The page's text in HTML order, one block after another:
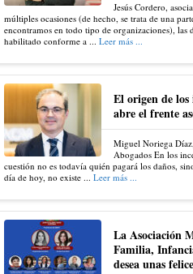
Jesús Cordero,
múltiples ocasiones (de hecho, se trata de una
encontramos en todo tipo de organizaciones), las
habilitado conforme a ... Leer más ...
El origen de
abre el frente
Miguel Noriega
Abogados En los
cuestión no es todavía quién pagará los daños,
día de hoy, no existe ... Leer más ...
La Asociación
Familia,
desea unas